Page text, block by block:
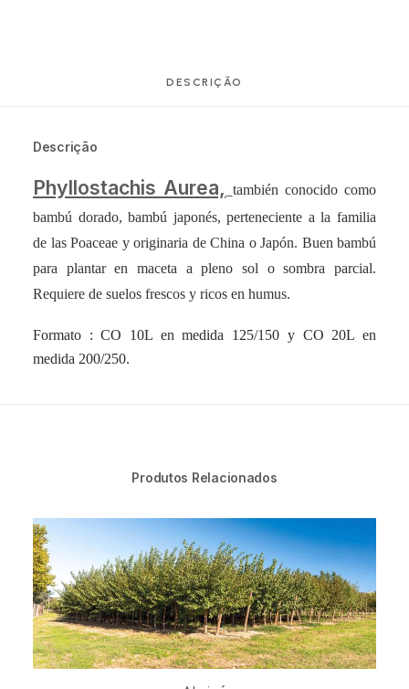
DESCRIÇÃO
Descrição
Phyllostachis Aurea, también conocido como
bambú dorado, bambú japonés, perteneciente a la familia
de las Poaceae y originaria de China o Japón. Buen bambú
para plantar en maceta a pleno sol o sombra parcial.
Requiere de suelos frescos y ricos en humus.
Formato : CO 10L en medida 125/150 y CO 20L en
medida 200/250.
Produtos Relacionados